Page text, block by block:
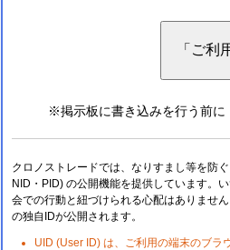
※掲示板に書き込みを行う前に
クロノストレードでは、なりすまし等を防
NID・PID) の公開機能を提供しています。
会での行動と紐づけられる心配はありませ
の独自IDが公開されます。
UID (User ID) は、ご利用の端末のブ